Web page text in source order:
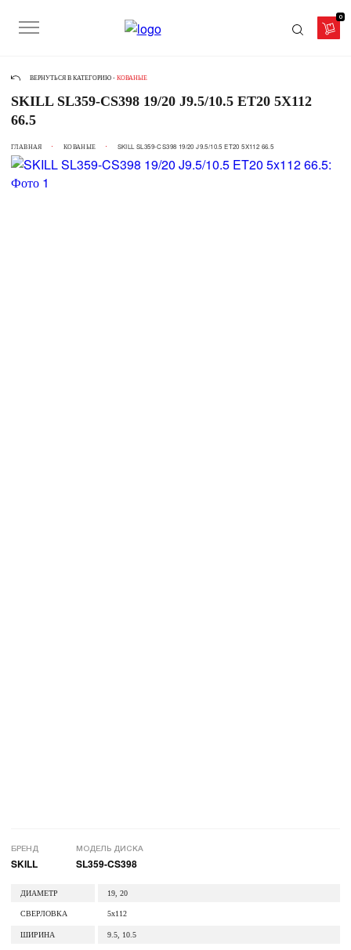
0
ВЕРНУТЬСЯ В КАТЕГОРИЮ - КОВАНЫЕ
SKILL SL359-CS398 19/20 J9.5/10.5 ET20 5X112
66.5
ГЛАВНАЯ КОВАНЫЕ SKILL SL359-CS398 19/20 J9.5/10.5 ET20 5X112 66.5
БРЕНД
SKILL
МОДЕЛЬ ДИСКА
SL359-CS398
ДИАМЕТР 19, 20
СВЕРЛОВКА 5x112
ШИРИНА 9.5, 10.5